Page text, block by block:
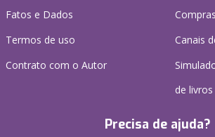
Fatos e Dados
Termos de uso
Contrato com o Autor
Canais
de livros
Precisa de ajuda?